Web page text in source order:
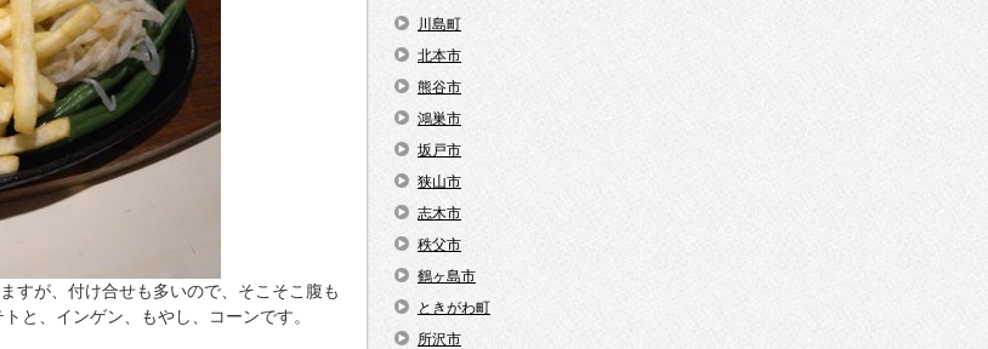
すが、付け合せも多いので、そこそこ腹も
と、インゲン、もやし、コーンです。
川島町
北本市
熊谷市
鴻巣市
坂戸市
狭山市
志木市
秩父市
鶴ヶ島市
ときがわ町
所沢市